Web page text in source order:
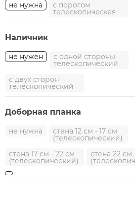
не нужна с порогом
телескопическая
Наличник
не нужен с одной стороны
телескопический
с двух сторон
телескопический
Доборная планка
не нужна стена 12 см - 17 см
(телескопический)
стена 17 см - 22 см
(телескопический)
стена 22 см